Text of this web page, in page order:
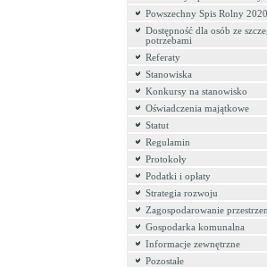
Powszechny Spis Rolny 2020
Dostępność dla osób ze
potrzebami
Referaty
Stanowiska
Konkursy na stanowisko
Oświadczenia majątkowe
Statut
Regulamin
Protokoły
Podatki i opłaty
Strategia rozwoju
Zagospodarowanie
Gospodarka komunalna
Informacje zewnętrzne
Pozostałe